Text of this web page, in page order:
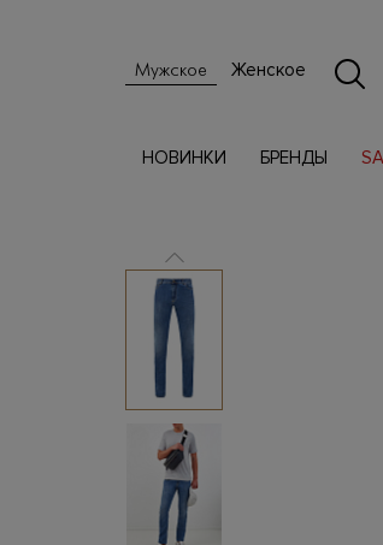
Мужское Женское
НОВИНКИ БРЕНДЫ